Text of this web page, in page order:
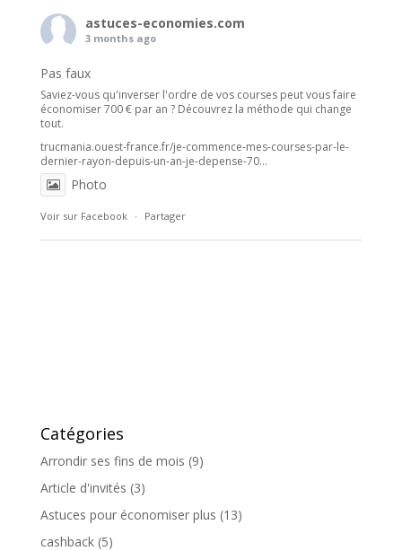
astuces-economies.com
3 months ago
Pas faux
Saviez-vous qu'inverser l'ordre de vos courses peut vous faire
économiser 700 € par an ? Découvrez la méthode qui change
tout.
trucmania.ouest-france.fr/je-commence-mes-courses-par-le-
dernier-rayon-depuis-un-an-je-depense-70...
Photo
Voir sur Facebook · Partager
Catégories
Arrondir ses fins de mois (9)
Article d'invités (3)
Astuces pour économiser plus (13)
cashback(5)